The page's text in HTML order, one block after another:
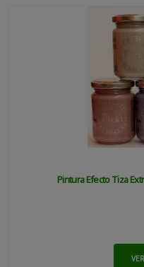
Pintura Efecto Tiza